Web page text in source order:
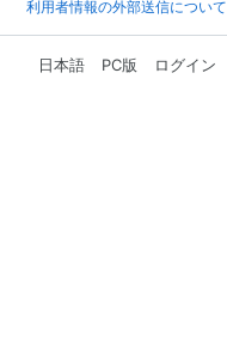
利用者情報の外部送信について
日本語 PC版 ログイン